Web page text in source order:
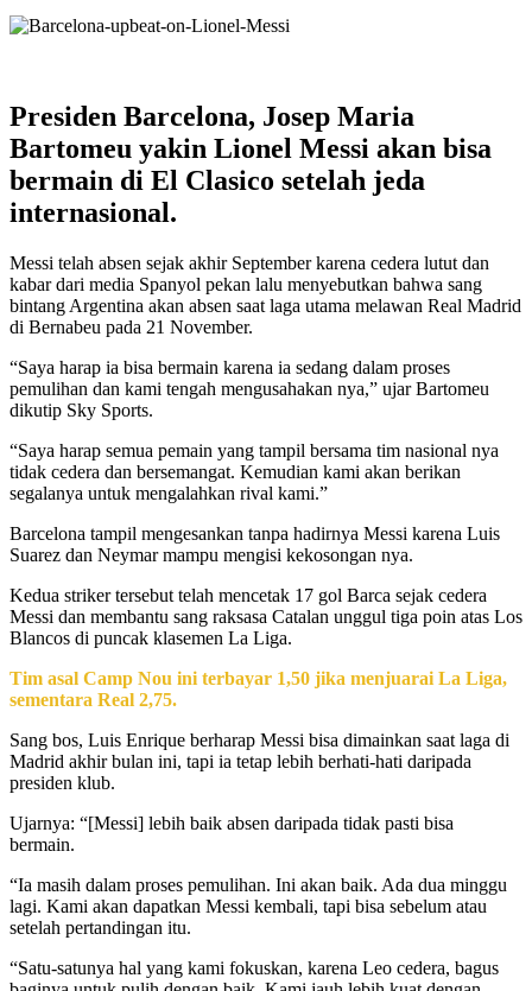
Presiden Barcelona, Josep Maria
Bartomeu yakin Lionel Messi akan bisa
bermain di El Clasico setelah jeda
internasional.
Messi telah absen sejak akhir September karena cedera lutut dan
kabar dari media Spanyol pekan lalu menyebutkan bahwa sang
bintang Argentina akan absen saat laga utama melawan Real Madrid
di Bernabeu pada 21 November.
“Saya harap ia bisa bermain karena ia sedang dalam proses
pemulihan dan kami tengah mengusahakan nya,” ujar Bartomeu
dikutip Sky Sports.
“Saya harap semua pemain yang tampil bersama tim nasional nya
tidak cedera dan bersemangat. Kemudian kami akan berikan
segalanya untuk mengalahkan rival kami.”
Barcelona tampil mengesankan tanpa hadirnya Messi karena Luis
Suarez dan Neymar mampu mengisi kekosongan nya.
Kedua striker tersebut telah mencetak 17 gol Barca sejak cedera
Messi dan membantu sang raksasa Catalan unggul tiga poin atas Los
Blancos di puncak klasemen La Liga.
Tim asal Camp Nou ini terbayar 1,50 jika menjuarai La Liga,
sementara Real 2,75.
Sang bos, Luis Enrique berharap Messi bisa dimainkan saat laga di
Madrid akhir bulan ini, tapi ia tetap lebih berhati-hati daripada
presiden klub.
Ujarnya: “[Messi] lebih baik absen daripada tidak pasti bisa
bermain.
“Ia masih dalam proses pemulihan. Ini akan baik. Ada dua minggu
lagi. Kami akan dapatkan Messi kembali, tapi bisa sebelum atau
setelah pertandingan itu.
“Satu-satunya hal yang kami fokuskan, karena Leo cedera, bagus